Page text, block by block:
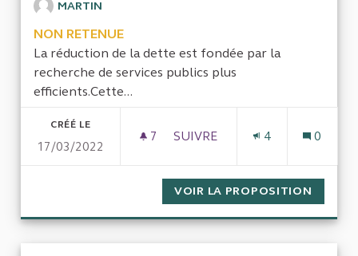
MARTIN
NON RETENUE
La réduction de la dette est fondée par la
recherche de services publics plus
efficients.Cette...
CRÉÉ LE
17/03/2022
7 7 ABONNÉS
SUIVRE
4 0
VOIR LA PROPOSITION